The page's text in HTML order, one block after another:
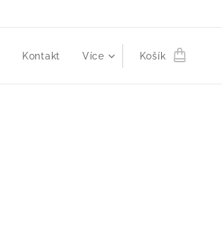
Kontakt Více Košík